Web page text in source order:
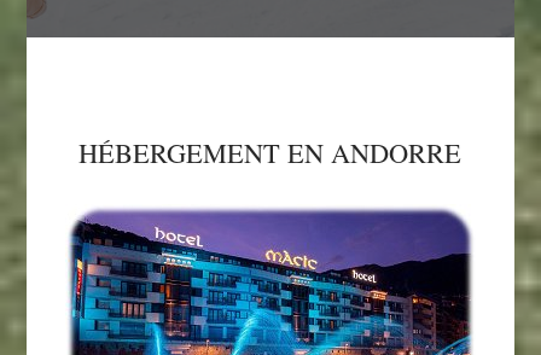
HÉBERGEMENT EN ANDORRE